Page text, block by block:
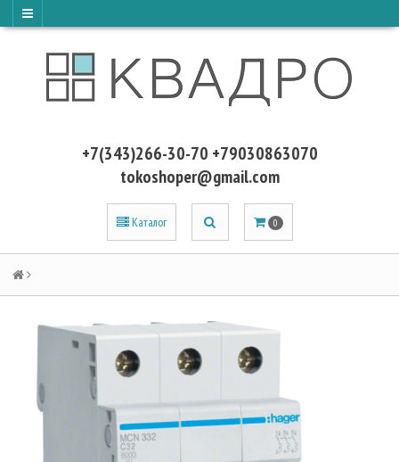
+7(343)266-30-70 +79030863070
tokoshoper@gmail.com
Каталог 0